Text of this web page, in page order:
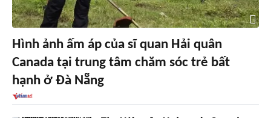
Hình ảnh ấm áp của sĩ quan Hải quân
Canada tại trung tâm chăm sóc trẻ bất
hạnh ở Đà Nẵng